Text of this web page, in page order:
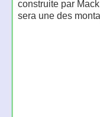
construite par
sera une des